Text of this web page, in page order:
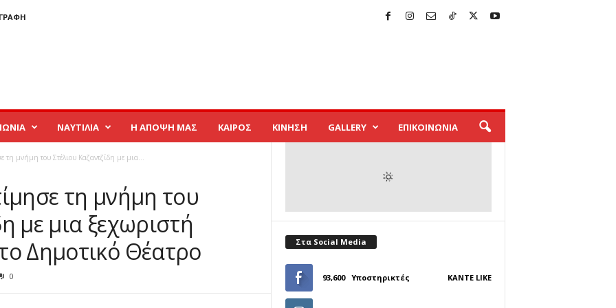
ΝΑΥΤΙΛΙΑ Η ΑΠΟΨΗ ΜΑΣ ΚΑΙΡΟΣ ΚΙΝΗΣΗ GALLERY ΕΠΙΚΟΙΝΩΝΙΑ
τη μνήμη του Στέλιου Καζαντζίδη με μια...
τη μνήμη του
με μια ξεχωριστή
Δημοτικό Θέατρο
0
Στα Social Media
93,600 Υποστηρικτές ΚΆΝΤΕ LIKE